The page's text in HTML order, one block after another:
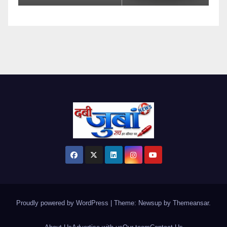
Proudly powered by WordPress Theme: Newsup by Themeansar.